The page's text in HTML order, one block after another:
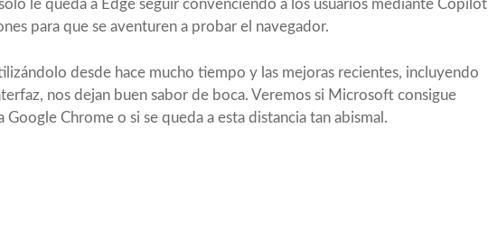
le queda a Edge seguir convenciendo a los usuarios mediante Copilot
para que se aventuren a probar el navegador.
desde hace mucho tiempo y las mejoras recientes, incluyendo
, nos dejan buen sabor de boca. Veremos si Microsoft consigue
Google Chrome o si se queda a esta distancia tan abismal.